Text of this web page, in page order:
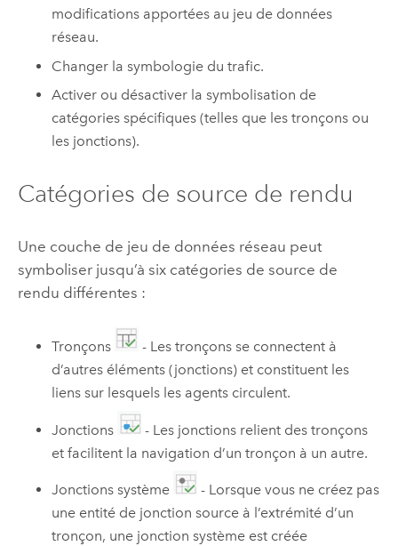
modifications apportées au jeu de données
réseau.
Changer la symbologie du trafic.
Activer ou désactiver la symbolisation de
catégories spécifiques (telles que les tronçons ou
les jonctions).
Catégories de source de rendu
Une couche de jeu de données réseau peut
symboliser jusqu’à six catégories de source de
rendu différentes :
Tronçons
- Les tronçons se connectent à
d’autres éléments (jonctions) et constituent les
liens sur lesquels les agents circulent.
Jonctions
- Les jonctions relient des tronçons
et facilitent la navigation d’un tronçon à un autre.
Jonctions système
- Lorsque vous ne créez pas
une entité de jonction source à l’extrémité d’un
tronçon, une jonction système est créée